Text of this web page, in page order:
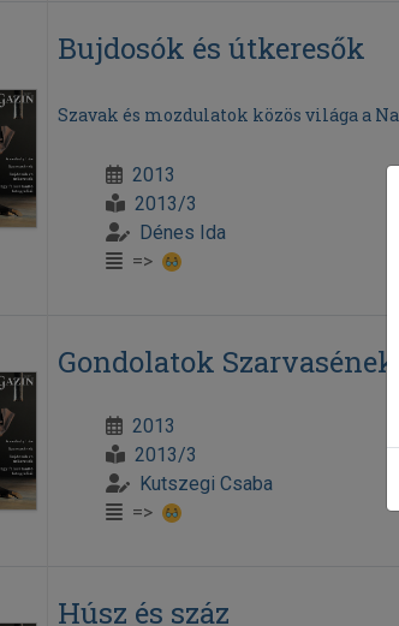
Bujdosók és útkeresők
Szavak és mozdulatok közös világa a
2013
2013/3
Dénes Ida
=>
Gondolatok Szarvasének
2013
2013/3
Kutszegi Csaba
=>
Húsz és száz